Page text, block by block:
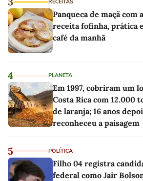
RECEITAS
Panqueca de maçã com
receita fofinha, prática
café da manhã
4 PLANETA
Em 1997, cobriram um
Costa Rica com 12.000
de laranja; 16 anos
reconheceu a paisagem
5 POLÍTICA
Filho 04 registra
federal como Jair